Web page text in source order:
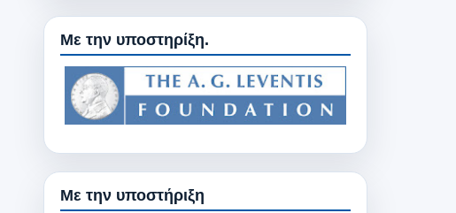
Με την υποστηρίξη.
Με την υποστήριξη